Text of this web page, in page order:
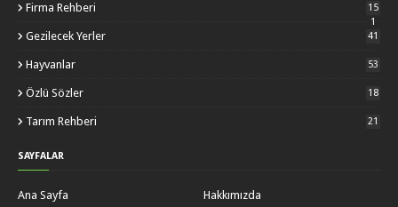
Firma Rehberi
15
1
Gezilecek Yerler 41
Hayvanlar 53
Özlü Sözler 18
Tarım Rehberi 21
SAYFALAR
Ana Sayfa Hakkımızda